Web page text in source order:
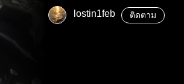
lostin1feb ติดตาม